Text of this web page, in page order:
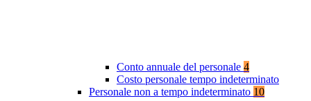
Conto annuale del personale 4
Costo personale tempo indeterminato
Personale non a tempo indeterminato 10